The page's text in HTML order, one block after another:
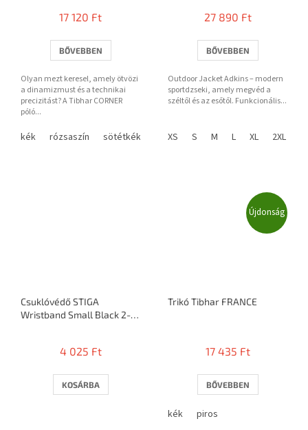
17 120 Ft
BŐVEBBEN
Olyan mezt keresel, amely ötvözi
a dinamizmust és a technikai
precizitást? A Tibhar CORNER
póló...
kék rózsaszín sötétkék
27 890 Ft
BŐVEBBEN
Outdoor Jacket Adkins – modern
sportdzseki, amely megvéd a
széltől és az esőtől. Funkcionális...
XS S M L XL 2XL
Csuklóvédő STIGA
Wristband Small Black 2-
4 025 Ft
KOSÁRBA
Újdonság
Trikó Tibhar FRANCE
17 435 Ft
BŐVEBBEN
kék piros